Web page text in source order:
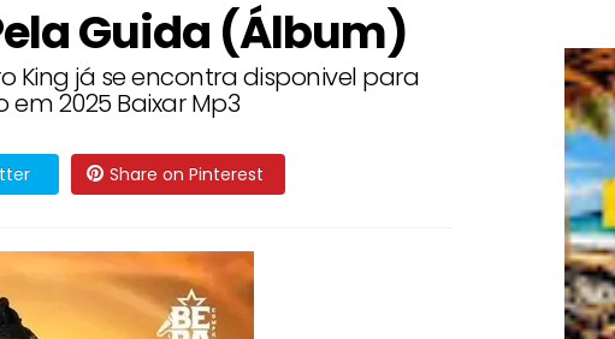
Guida (Álbum)
King já se encontra disponivel para
2025 Baixar Mp3
Share on Pinterest